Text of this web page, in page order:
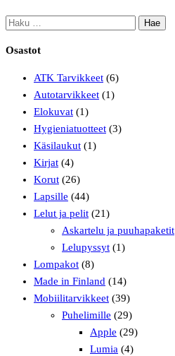
19,99 €.13,99 €.
Haku:
Osastot
ATK Tarvikkeet (6)
Autotarvikkeet (1)
Elokuvat (1)
Hygieniatuotteet (3)
Käsilaukut (1)
Kirjat (4)
Korut (26)
Lapsille (44)
Lelut ja pelit (21)
Askartelu ja puuhapaketit
Lelupyssyt (1)
Lompakot (8)
Made in Finland (14)
Mobiilitarvikkeet (39)
Puhelimille (29)
Apple (29)
Lumia (4)